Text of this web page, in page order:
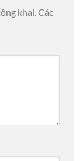
khai. Các